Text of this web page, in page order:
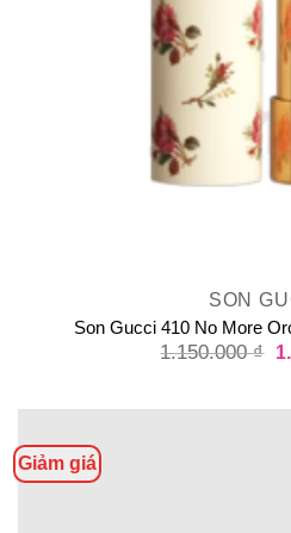
SON
Son Gucci 410 No More
1.150.000₫
Giảm giá